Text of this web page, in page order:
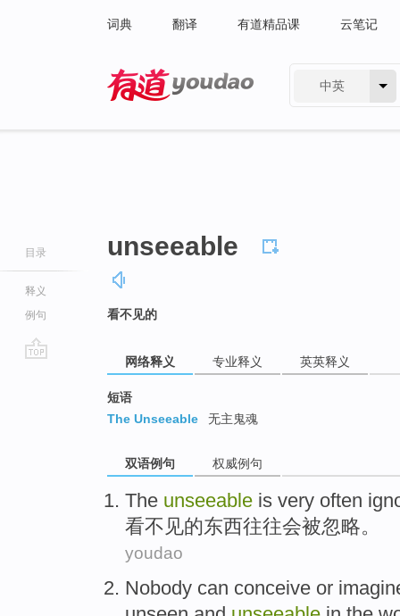
词典 翻译 有道精品课 云笔记
中英
目录
释义
例句
unseeable
看不见的
网络释义 专业释义 英英释义
短语
The Unseeable
无主鬼魂
双语例句 权威例句
The unseeable is very often
看不见的东西往往会被忽略。
youdao
Nobody can conceive or